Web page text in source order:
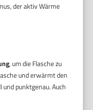
der aktiv Wärme
, um die Flasche zu
und erwärmt den
punktgenau. Auch